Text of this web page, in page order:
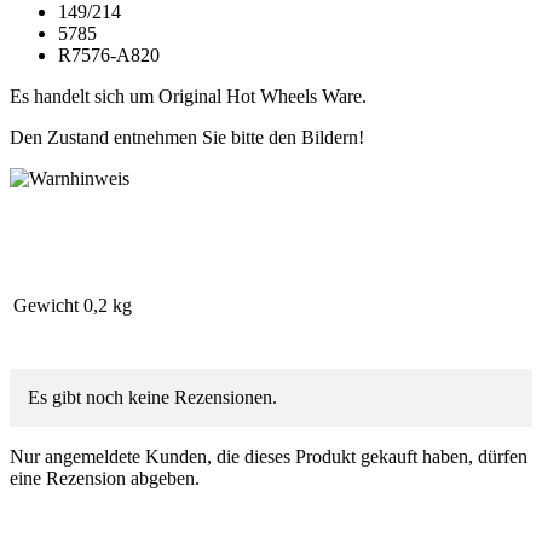
149/214
5785
R7576-A820
Es handelt sich um Original Hot Wheels Ware.
Den Zustand entnehmen Sie bitte den Bildern!
Gewicht 0,2 kg
Es gibt noch keine Rezensionen.
Nur angemeldete Kunden, die dieses Produkt gekauft haben, dürfen
eine Rezension abgeben.